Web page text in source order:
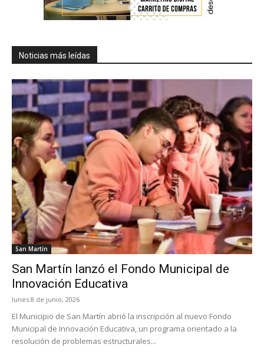
Noticias más leídas
San Martín
San Martín lanzó el Fondo Municipal de
Innovación Educativa
lunes 8 de junio, 2026
El Municipio de San Martín abrió la inscripción al nuevo Fondo
Municipal de Innovación Educativa, un programa orientado a la
resolución de problemas estructurales...